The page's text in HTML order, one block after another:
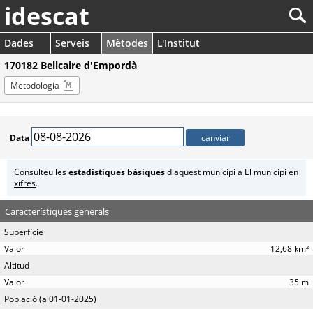
idescat
Dades Serveis Mètodes
L'Institut
170182 Bellcaire d'Empordà
Metodologia
Data
Consulteu lesestadístiques bàsiquesd'aquest municipi a El municipi en
xifres.
Característiques generals
Superfície
12,68 km²
Altitud
35 m
Població (a 01-01-2025)